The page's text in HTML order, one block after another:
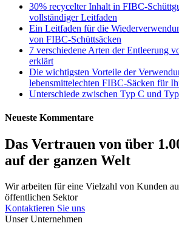
30% recycelter Inhalt in FIBC-
vollständiger Leitfaden
Ein Leitfaden für die
von FIBC-Schüttsäcken
7 verschiedene Arten der Entleerung
erklärt
Die wichtigsten Vorteile der
lebensmittelechten FIBC-Säcken für
Unterschiede zwischen Typ C und
Neueste Kommentare
Das Vertrauen von über
auf der ganzen Welt
Wir arbeiten für eine Vielzahl von Kunden
öffentlichen Sektor
Kontaktieren Sie uns
Unser Unternehmen